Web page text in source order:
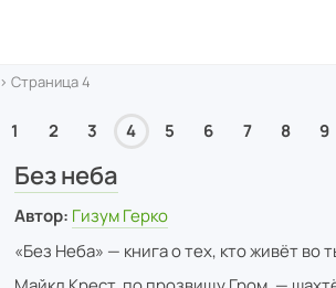
› Страница 4
1 2 3 4 5 6 7 8 9
Без неба
Автор: Гизум Герко
«Без Неба» — книга о тех, кто живёт во